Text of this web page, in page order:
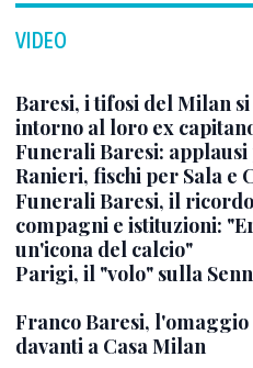
VIDEO
Baresi, i tifosi del Milan
intorno al loro ex
Funerali Baresi:
Ranieri, fischi per Sala e
Funerali Baresi, il
compagni e istituzioni:
un'icona del calcio"
Parigi, il "volo" sulla
Franco Baresi,
davanti a Casa Milan